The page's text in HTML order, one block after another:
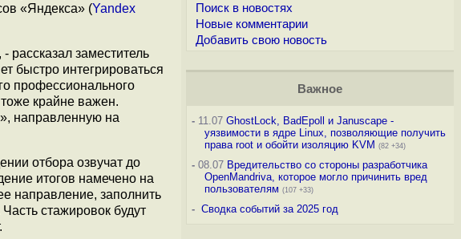
«Яндекса» (Yandex
рассказал заместитель
быстро интегрироваться
профессионального
крайне важен.
направленную на
отбора озвучат до
итогов намечено на
направление, заполнить
стажировок будут
Поиск в новостях
Новые комментарии
Добавить свою новость
Важное
-11.07 GhostLock, BadEpoll и Januscape -
уязвимости в ядре Linux, позволяющие получить
права root и обойти изоляцию KVM (82 +34)
-08.07 Вредительство со стороны разработчика
OpenMandriva, которое могло причинить вред
пользователям (107 +33)
- Сводка событий за 2025 год